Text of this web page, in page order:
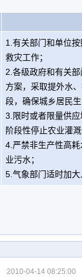
1.有关部门和单位
救灾工作；
2.各级政府和有关
方案，采取提外水
段，确保城乡居民
3.限时或者限量供
阶段性停止农业灌
4.严禁非生产性高
业污水；
5.气象部门适时加
2010-04-14 08:25:00